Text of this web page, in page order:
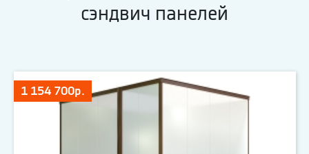
сэндвич панелей
1 154 700р.